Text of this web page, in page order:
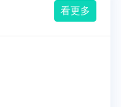
看更多